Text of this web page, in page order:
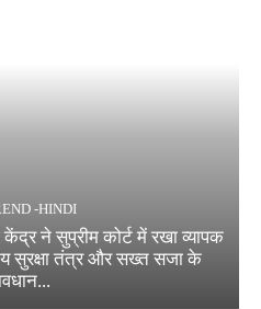
-HINDI
केंद्र ने सुप्रीम कोर्ट में रखा व्यापक
सुरक्षा तंत्र और सख्त सजा के